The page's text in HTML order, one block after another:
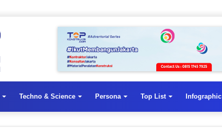
Techno & Science Persona Top List Infographic